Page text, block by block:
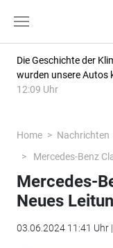
Die Geschichte der
wurden unsere Autos
12:09 Uhr
Home Nachrichten
Mercedes-Benz
Mercedes-
Neues
03.06.2024 11:41 Uhr